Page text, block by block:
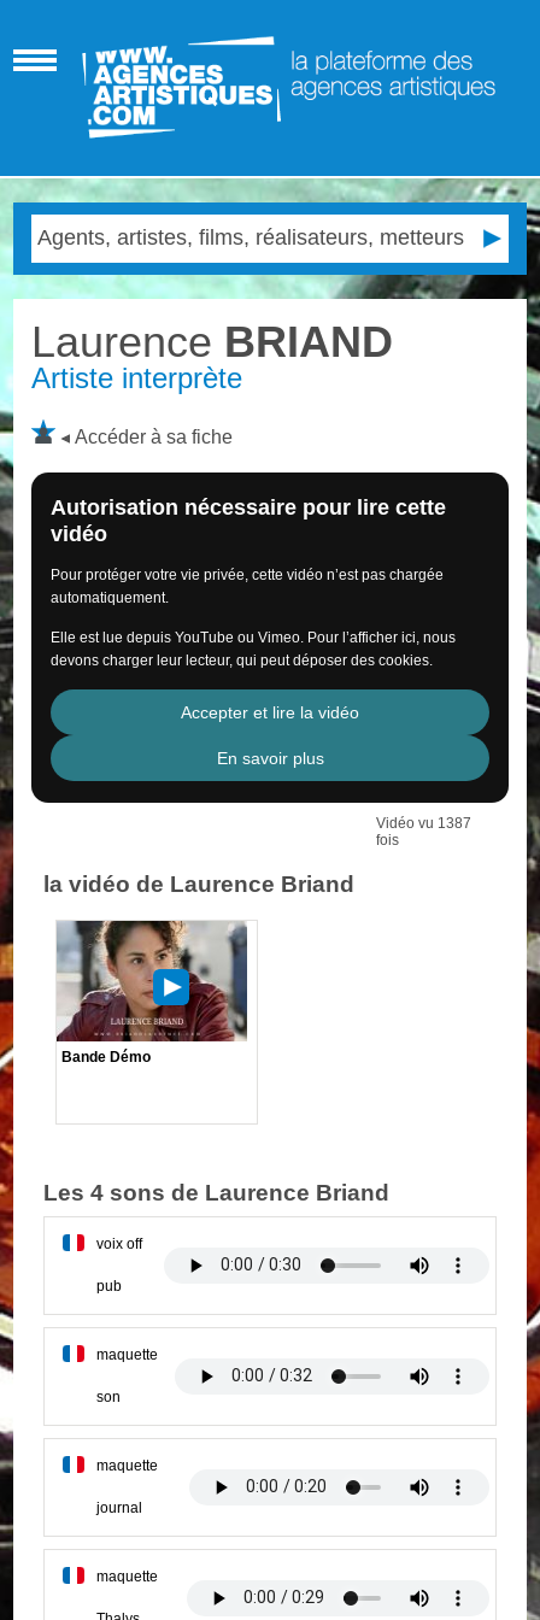
Laurence BRIAND
Artiste interprète
Accéder à sa fiche
Autorisation nécessaire pour lire cette
vidéo
Pour protéger votre vie privée, cette vidéo n’est pas chargée
automatiquement.
Elle est lue depuis YouTube ou Vimeo. Pour l’afficher ici, nous
devons charger leur lecteur, qui peut déposer des cookies.
Accepter et lire la vidéo
En savoir plus
Vidéo vu 1387
fois
la vidéo de Laurence Briand
Bande Démo
Les 4 sons de Laurence Briand
voix off
pub
maquette
son
maquette
journal
maquette